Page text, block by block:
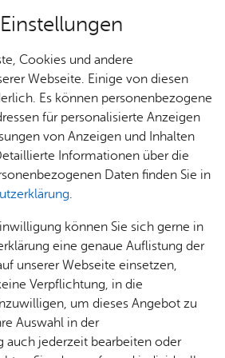
& Stadt
Jobs
Stel­
len­an­
ge­bo­te
Aus­bil­
dung &
Stu­di­
Bauen
& Um­
welt
Geo­
da­ten
Ge­
sund­
heit &
kum
Vor­le­sen
Obst­wie­
sen
alte Tradition als Obstbauregion
ein wichtiger Bestandteil der
ist. Früher wurden Obstwiesen
die Bäume gepflegt, um
Cookies und andere
Webseite. Einige von diesen
Es können personenbezogene
für personalisierte Anzeigen
von Anzeigen und Inhalten
Informationen über die
Daten finden Sie in
.
können Sie sich gerne in
eine genaue Auflistung der
unserer Webseite einsetzen,
Verpflichtung, in die
um dieses Angebot zu
Auswahl in der
auch jederzeit bearbeiten oder